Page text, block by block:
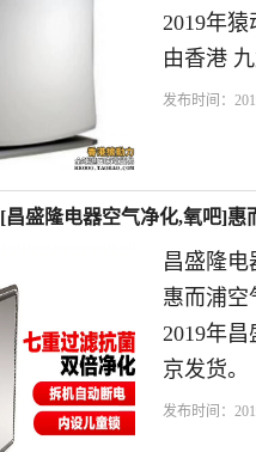
2019年
由香港 九
发布时间：
[昌盛隆电器空气净化,氧吧]惠
昌盛隆电
惠而浦空
2019年
京发货。
发布时间：